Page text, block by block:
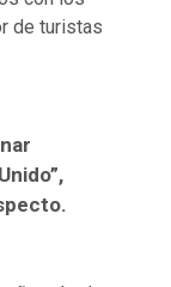
de turistas